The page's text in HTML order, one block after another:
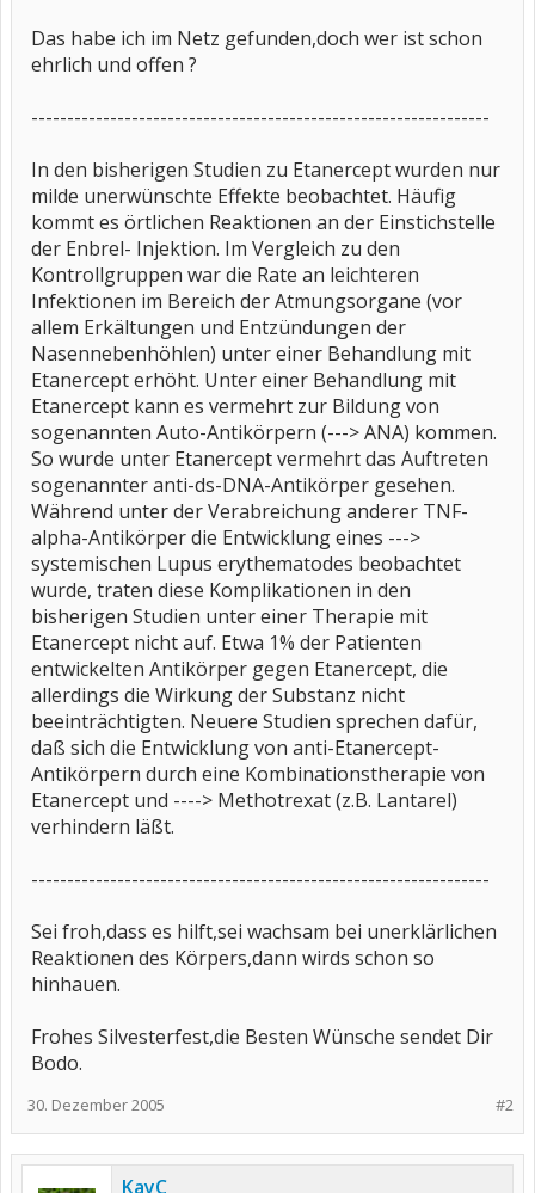
Das habe ich im Netz gefunden,doch wer ist schon
ehrlich und offen ?
----------------------------------------------------------------
In den bisherigen Studien zu Etanercept wurden nur
milde unerwünschte Effekte beobachtet. Häufig
kommt es örtlichen Reaktionen an der Einstichstelle
der Enbrel- Injektion. Im Vergleich zu den
Kontrollgruppen war die Rate an leichteren
Infektionen im Bereich der Atmungsorgane (vor
allem Erkältungen und Entzündungen der
Nasennebenhöhlen) unter einer Behandlung mit
Etanercept erhöht. Unter einer Behandlung mit
Etanercept kann es vermehrt zur Bildung von
sogenannten Auto-Antikörpern (---> ANA) kommen.
So wurde unter Etanercept vermehrt das Auftreten
sogenannter anti-ds-DNA-Antikörper gesehen.
Während unter der Verabreichung anderer TNF-
alpha-Antikörper die Entwicklung eines --->
systemischen Lupus erythematodes beobachtet
wurde, traten diese Komplikationen in den
bisherigen Studien unter einer Therapie mit
Etanercept nicht auf. Etwa 1% der Patienten
entwickelten Antikörper gegen Etanercept, die
allerdings die Wirkung der Substanz nicht
beeinträchtigten. Neuere Studien sprechen dafür,
daß sich die Entwicklung von anti-Etanercept-
Antikörpern durch eine Kombinationstherapie von
Etanercept und ----> Methotrexat (z.B. Lantarel)
verhindern läßt.
----------------------------------------------------------------
Sei froh,dass es hilft,sei wachsam bei unerklärlichen
Reaktionen des Körpers,dann wirds schon so
hinhauen.
Frohes Silvesterfest,die Besten Wünsche sendet Dir
Bodo.
#2
30. Dezember 2005
KayC